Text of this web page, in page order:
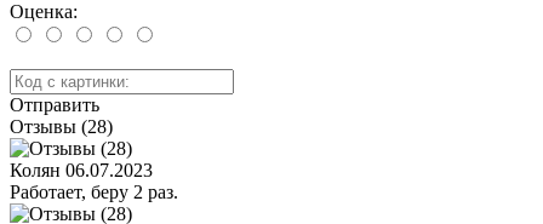
Оценка:
Отправить
Отзывы (28)
Колян 06.07.2023
Работает, беру 2 раз.